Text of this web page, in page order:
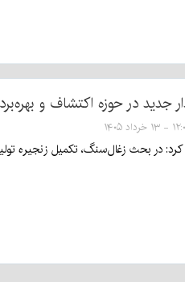
جدید در حوزه اکتشاف و
۱۴۰۵
کرد: در بحث زغال‌سنگ، تکمیل زنجیره